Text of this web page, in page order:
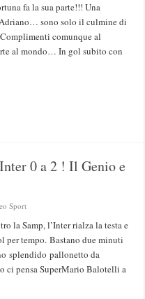
fa la sua parte!!! Una
sono solo il culmine di
comunque al
al mondo… In gol subito con
0 a 2 ! Il Genio e
Sport
la Samp, l’Inter rialza la testa e
per tempo. Bastano due minuti
splendido pallonetto da
ci pensa SuperMario Balotelli a